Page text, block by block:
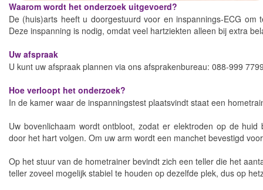
Waarom wordt het onderzoek uitgevoerd?
De (huis)arts heeft u doorgestuurd voor en inspannings-ECG
Deze inspanning is nodig, omdat veel hartziekten alleen bij extra
Uw afspraak
U kunt uw afspraak plannen via ons afsprakenbureau: 088-999
Hoe verloopt het onderzoek?
In de kamer waar de inspanningstest plaatsvindt staat een
Uw bovenlichaam wordt ontbloot, zodat er elektroden op de
door het hart volgen. Om uw arm wordt een manchet bevestigd
Op het stuur van de hometrainer bevindt zich een teller die het
teller zoveel mogelijk stabiel te houden op dezelfde plek, dus op